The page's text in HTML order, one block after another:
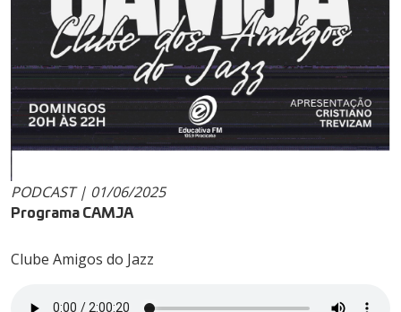
PODCAST | 01/06/2025
Programa CAMJA
Clube Amigos do Jazz